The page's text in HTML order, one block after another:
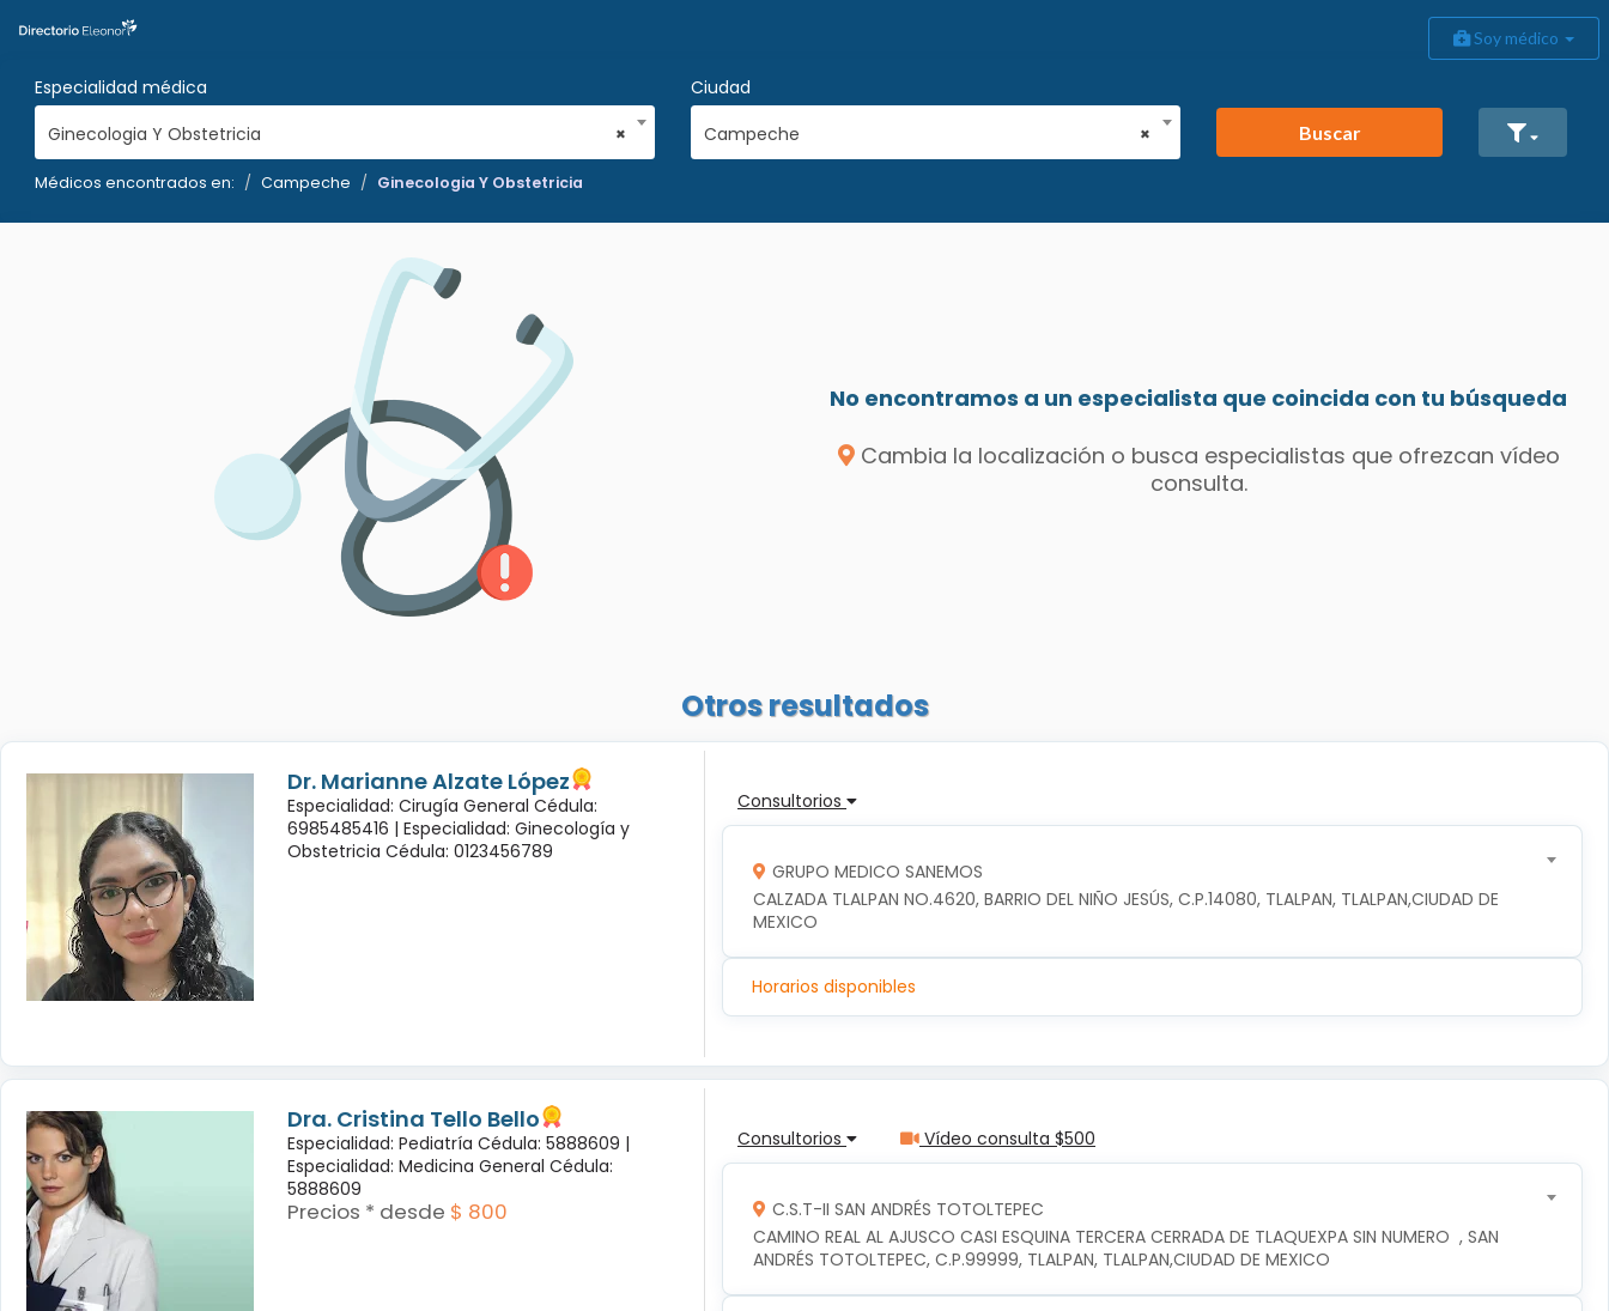
Soy médico
Especialidad médica
×
Ginecologia Y Obstetricia
Ciudad
×
Campeche Buscar
Médicos encontrados en: Campeche Ginecologia Y Obstetricia
No encontramos a un especialista que coincida con tu búsqueda
Cambia la localización o busca especialistas que ofrezcan vídeo
consulta.
Otros resultados
Dr. Marianne Alzate López
Especialidad: Cirugía General Cédula:
6985485416 | Especialidad: Ginecología y
Obstetricia Cédula: 0123456789
Consultorios
GRUPO MEDICO SANEMOS
CALZADA TLALPAN NO.4620, BARRIO DEL NIÑO JESÚS, C.P.14080, TLALPAN, TLALPAN,CIUDAD DE
MEXICO
Horarios disponibles
Dra. Cristina Tello Bello
Especialidad: Pediatría Cédula: 5888609 |
Especialidad: Medicina General Cédula:
5888609
Precios * desde $ 800
Consultorios Vídeo consulta $500
C.S.T-II SAN ANDRÉS TOTOLTEPEC
CAMINO REAL AL AJUSCO CASI ESQUINA TERCERA CERRADA DE TLAQUEXPA SIN NUMERO  , SAN
ANDRÉS TOTOLTEPEC, C.P.99999, TLALPAN, TLALPAN,CIUDAD DE MEXICO